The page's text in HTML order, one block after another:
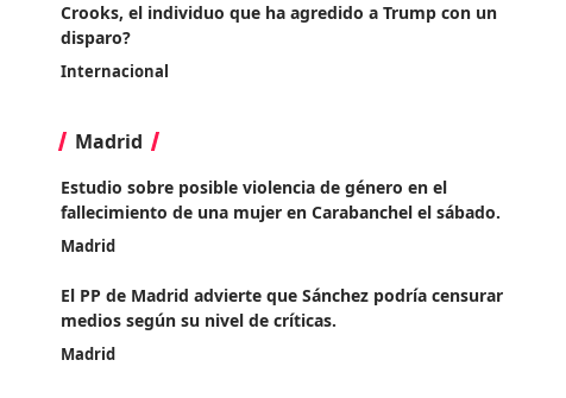
Crooks, el individuo que ha agredido a Trump con un
disparo?
Internacional
Madrid
Estudio sobre posible violencia de género en el
fallecimiento de una mujer en Carabanchel el sábado.
Madrid
El PP de Madrid advierte que Sánchez podría censurar
medios según su nivel de críticas.
Madrid